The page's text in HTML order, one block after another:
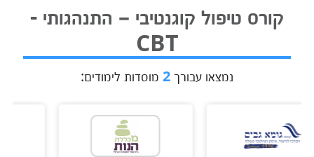
קורס טיפול קוגנטיבי – התנהגותי -
CBT
נמצאו עבורך2 מוסדות לימודים: